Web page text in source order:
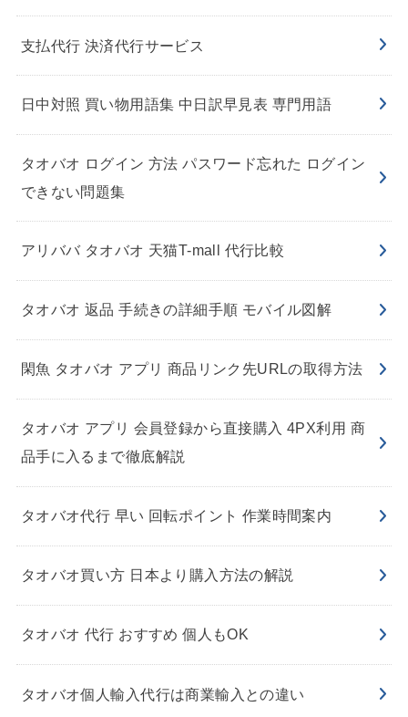
支払代行 決済代行サービス
日中対照 買い物用語集 中日訳早見表 専門用語
タオバオ ログイン 方法 パスワード忘れた ログイン
できない問題集
アリババ タオバオ 天猫T-mall 代行比較
タオバオ 返品 手続きの詳細手順 モバイル図解
閑魚 タオバオ アプリ 商品リンク先URLの取得方法
タオバオ アプリ 会員登録から直接購入 4PX利用 商
品手に入るまで徹底解説
タオバオ代行 早い 回転ポイント 作業時間案内
タオバオ買い方 日本より購入方法の解説
タオバオ 代行 おすすめ 個人もOK
タオバオ個人輸入代行は商業輸入との違い